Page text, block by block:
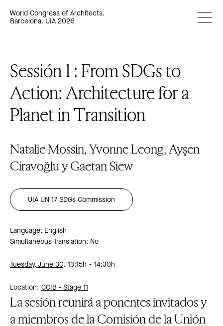
World Congress of Architects.
Barcelona. UIA 2026
Sessión 1 : From SDGs to
Action: Architecture for a
Planet in Transition
Natalie Mossin, Yvonne Leong, Ayşen
Ciravoğlu y Gaetan Siew
UIA UN 17 SDGs Commission
Language: English
Simultaneous Translation: No
Tuesday, June 30, 13:15h 14:30h
Location: CCIB - Stage 11
La sesión reunirá a ponentes invitados y
a miembros de la Comisión de la Unión